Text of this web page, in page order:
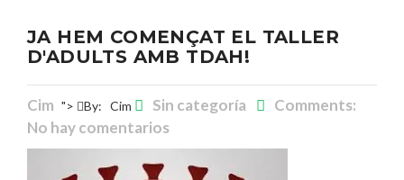
JA HEM COMENÇAT EL TALLER
D'ADULTS AMB TDAH!
Cim "> By: Cim Sin categoría
Comments:
No hay comentarios